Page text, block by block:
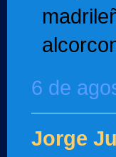
6 de
Jorge